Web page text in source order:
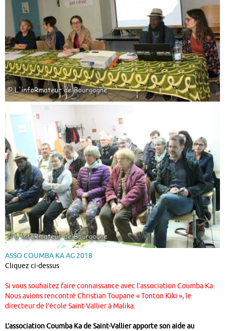
ASSO COUMBA KA AG 2018
Cliquez ci-dessus
Si vous souhaitez faire connaissance avec l’association Coumba Ka.
Nous avions rencontré Christian Toupane « Tonton Kiki », le
directeur de l’école Saint-Vallier à Malika.
L’association Coumba Ka de Saint-Vallier apporte son aide au